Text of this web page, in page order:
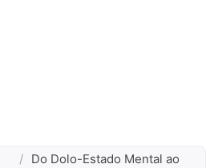
/ Do Dolo-Estado Mental ao